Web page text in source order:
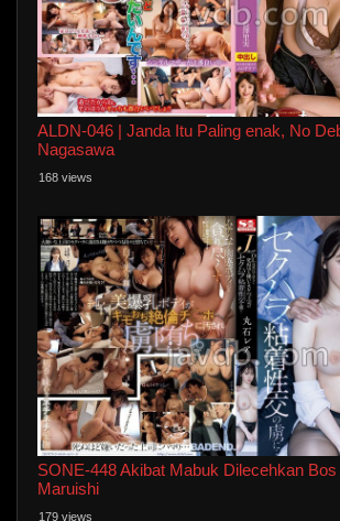
ALDN-046 | Janda Itu Paling enak, No
Nagasawa
168 views
SONE-448 Akibat Mabuk Dilecehkan
Maruishi
179 views